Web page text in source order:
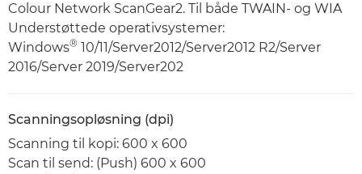
Colour Network ScanGear2. Til både TWAIN- og WIA
Understøttede operativsystemer:
Windows® 10/11/Server2012/Server2012 R2/Server
2016/Server 2019/Server202
Scanningsopløsning (dpi)
Scanning til kopi: 600 x 600
Scan til send: (Push) 600 x 600